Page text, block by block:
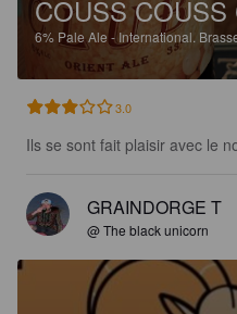
COUSS COUSS
6% Pale Ale - International.
3.0
Ils se sont fait plaisir avec le
GRAINDORGE T
@ The black unicorn